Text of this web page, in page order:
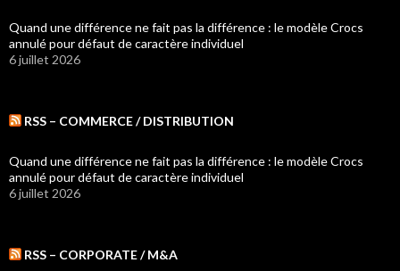
Quand une différence ne fait pas la différence : le modèle Crocs
annulé pour défaut de caractère individuel
6 juillet 2026
RSS – COMMERCE / DISTRIBUTION
Quand une différence ne fait pas la différence : le modèle Crocs
annulé pour défaut de caractère individuel
6 juillet 2026
RSS – CORPORATE / M&A